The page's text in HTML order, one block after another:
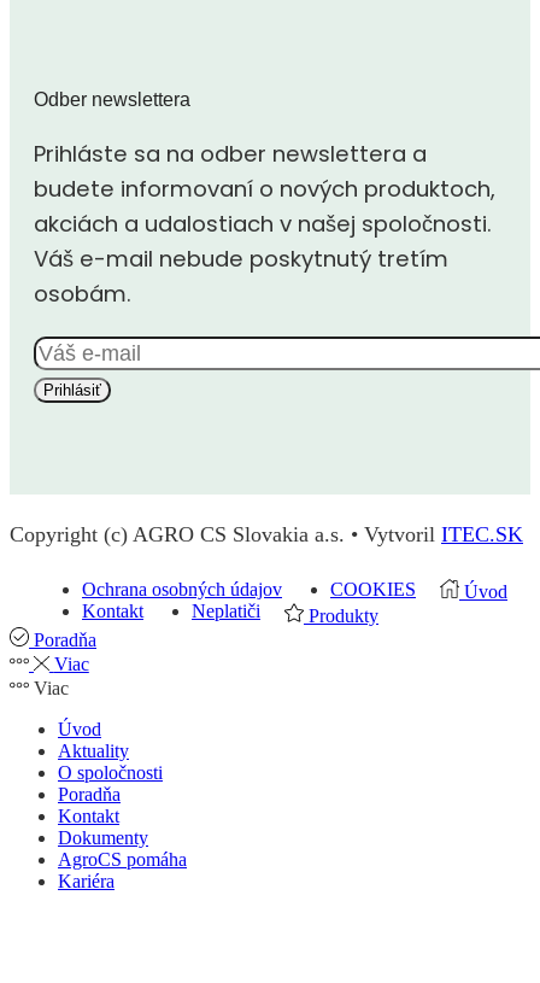
Odber newslettera
Prihláste sa na odber newslettera a
budete informovaní o nových produktoch,
akciách a udalostiach v našej spoločnosti.
Váš e-mail nebude poskytnutý tretím
osobám.
Copyright (c) AGRO CS Slovakia a.s. • Vytvoril ITEC.SK
Ochrana osobných údajov
COOKIES
Kontakt
Neplatiči
Úvod
Produkty
Poradňa
Viac
Viac
Úvod
Aktuality
O spoločnosti
Poradňa
Kontakt
Dokumenty
AgroCS pomáha
Kariéra